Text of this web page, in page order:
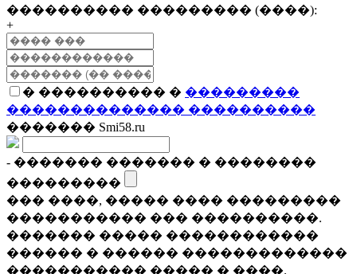
���������� ��������� (����):
+
� ���������� � ���������
�������������� ����������
������� Smi58.ru
- ������� ������� � ��������
���������
��� ����, ����� ���� ���������
����������� ��� ����������.
������� ����� ������������
������ � ������ �������������
����������� ����� � ����.